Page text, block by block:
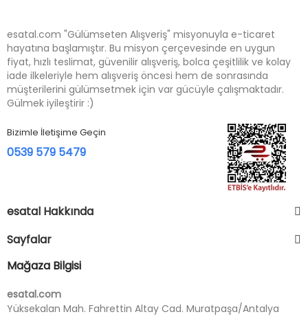
esatal.com "Gülümseten Alışveriş" misyonuyla e-ticaret
hayatına başlamıştır. Bu misyon çerçevesinde en uygun
fiyat, hızlı teslimat, güvenilir alışveriş, bolca çeşitlilik ve kolay
iade ilkeleriyle hem alışveriş öncesi hem de sonrasında
müşterilerini gülümsetmek için var gücüyle çalışmaktadır.
Gülmek iyileştirir :)
Bizimle İletişime Geçin
0539 579 5479
esatal Hakkında
Sayfalar
Mağaza Bilgisi
esatal.com
Yüksekalan Mah. Fahrettin Altay Cad. Muratpaşa/Antalya